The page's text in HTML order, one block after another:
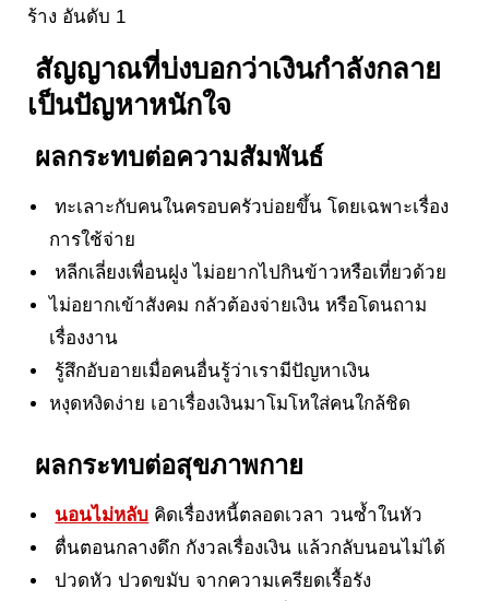
ร้าง อันดับ 1
สัญญาณที่บ่งบอกว่าเงินกำลังกลาย
เป็นปัญหาหนักใจ
ผลกระทบต่อความสัมพันธ์
ทะเลาะกับคนในครอบครัวบ่อยขึ้น โดยเฉพาะเรื่อง
การใช้จ่าย
หลีกเลี่ยงเพื่อนฝูง ไม่อยากไปกินข้าวหรือเที่ยวด้วย
ไม่อยากเข้าสังคม กลัวต้องจ่ายเงิน หรือโดนถาม
เรื่องงาน
รู้สึกอับอายเมื่อคนอื่นรู้ว่าเรามีปัญหาเงิน
หงุดหงิดง่าย เอาเรื่องเงินมาโมโหใส่คนใกล้ชิด
ผลกระทบต่อสุขภาพกาย
นอนไม่หลับ คิดเรื่องหนี้ตลอดเวลา วนซ้ำในหัว
ตื่นตอนกลางดึก กังวลเรื่องเงิน แล้วกลับนอนไม่ได้
ปวดหัว ปวดขมับ จากความเครียดเรื้อรัง